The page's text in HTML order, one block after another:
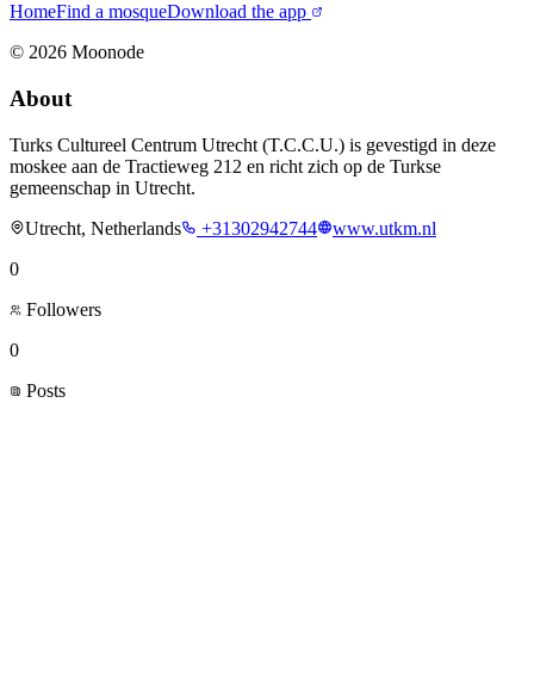
HomeFind a mosqueDownload the app
© 2026 Moonode
About
Turks Cultureel Centrum Utrecht (T.C.C.U.) is gevestigd in deze
moskee aan de Tractieweg 212 en richt zich op de Turkse
gemeenschap in Utrecht.
Utrecht, Netherlands
+31302942744
www.utkm.nl
0
Followers
0
Posts